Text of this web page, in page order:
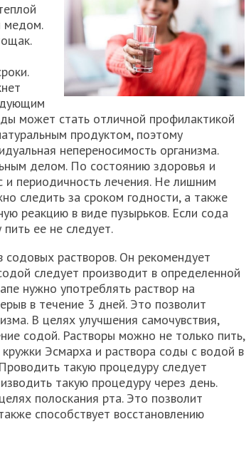
медом.
может стать отличной профилактикой
продуктом, поэтому
непереносимость организма.
делом. По состоянию здоровья и
периодичность лечения. Не лишним
следить за сроком годности, а также
реакцию в виде пузырьков. Если сода
ее не следует.
содовых растворов. Он рекомендует
следует производит в определенной
нужно употреблять раствор на
в течение 3 дней. Это позволит
В целях улучшения самочувствия,
содой. Растворы можно не только пить,
Эсмарха и раствора соды с водой в
такую процедуру следует
такую процедуру через день.
полоскания рта. Это позволит
способствует восстановлению